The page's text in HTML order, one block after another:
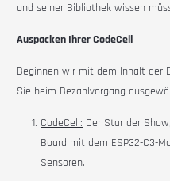
und seiner Bibliothek wissen
Auspacken Ihrer CodeCell
Beginnen wir mit dem Inhalt der
Sie beim Bezahlvorgang
CodeCell: Der Star der
Board mit dem ESP32-C3-
Sensoren.